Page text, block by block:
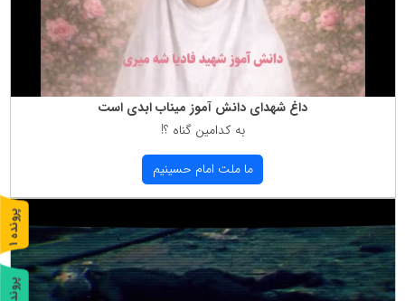
داغ شهدای دانش آموز میناب ابدی است
به كدامین گناه ؟!
ما ملت امام حسینیم
پ
ر
و
ن
د
ه
1
پ
2